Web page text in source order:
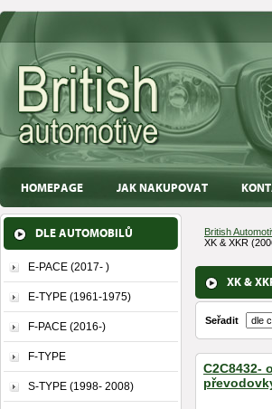
HOMEPAGE JAK NAKUPOVAT
DLE AUTOMOBILŮ
E-PACE (2017- )
E-TYPE (1961-1975)
F-PACE (2016-)
F-TYPE
S-TYPE (1998- 2008)
British
XK & XKR
XK &
Seřadit
C2C8432-